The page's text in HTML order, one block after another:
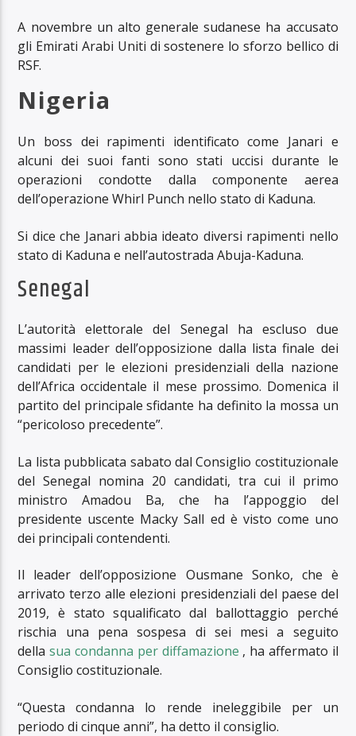
A novembre un alto generale sudanese ha accusato
gli Emirati Arabi Uniti di sostenere lo sforzo bellico di
RSF.
Nigeria
Un boss dei rapimenti identificato come Janari e
alcuni dei suoi fanti sono stati uccisi durante le
operazioni condotte dalla componente aerea
dell’operazione Whirl Punch nello stato di Kaduna.
Si dice che Janari abbia ideato diversi rapimenti nello
stato di Kaduna e nell’autostrada Abuja-Kaduna.
Senegal
L’autorità elettorale del Senegal ha escluso due
massimi leader dell’opposizione dalla lista finale dei
candidati per le elezioni presidenziali della nazione
dell’Africa occidentale il mese prossimo. Domenica il
partito del principale sfidante ha definito la mossa un
“pericoloso precedente”.
La lista pubblicata sabato dal Consiglio costituzionale
del Senegal nomina 20 candidati, tra cui il primo
ministro Amadou Ba, che ha l’appoggio del
presidente uscente Macky Sall ed è visto come uno
dei principali contendenti.
Il leader dell’opposizione Ousmane Sonko, che è
arrivato terzo alle elezioni presidenziali del paese del
2019, è stato squalificato dal ballottaggio perché
rischia una pena sospesa di sei mesi a seguito
dellasua condanna per diffamazione , ha affermato il
Consiglio costituzionale.
“Questa condanna lo rende ineleggibile per un
periodo di cinque anni”, ha detto il consiglio.